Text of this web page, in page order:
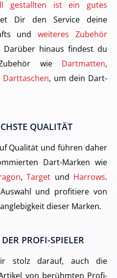
gestallten ist ein gutes
Dir den Service deine
undweiteres Zubehör
Darüber hinaus findest du
wie Dartmatten,
Darttaschen, um dein Dart-
QUALITÄT
Qualität und führen daher
Dart-Marken wie
,Target und Harrows.
und profitiere von
dieser Marken.
PROFI-SPIELER
stolz darauf, auch die
von berühmten Profi-